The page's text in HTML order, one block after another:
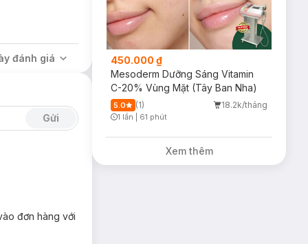
đánh giá
Gửi
đơn hàng với
450.000 ₫
Mesoderm Dưỡng Sáng Vitamin
C-20% Vùng Mặt (Tây Ban Nha)
5.0 (1) 18.2k/tháng
1 lần 61 phút
Xem thêm